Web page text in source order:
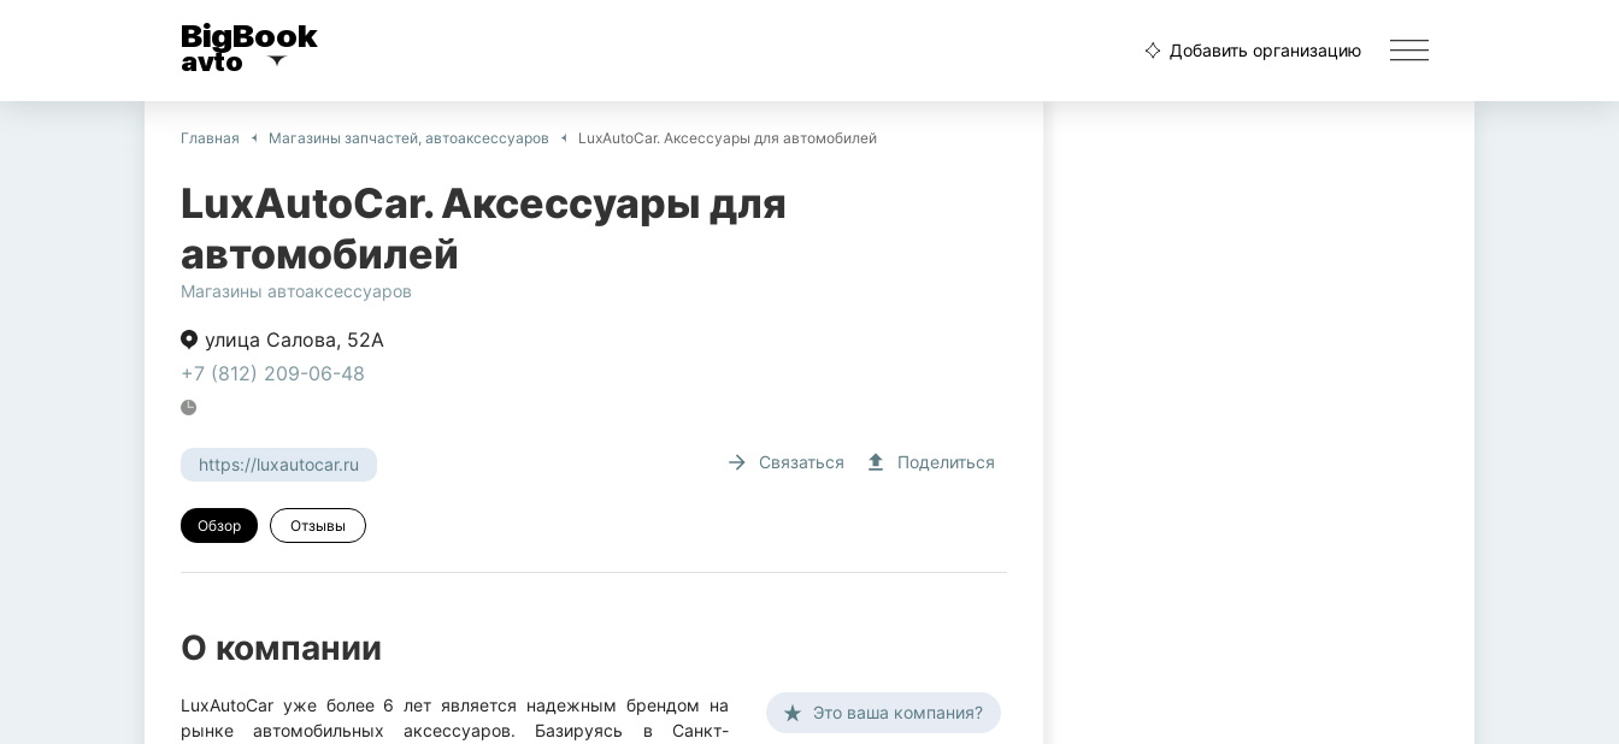
BigBook
avto Добавить организацию
Главная Магазины запчастей, автоаксессуаров LuxAutoCar. Аксессуары для автомобилей
LuxAutoCar. Аксессуары для
автомобилей
Магазины автоаксессуаров
улица Салова, 52А
+7 (812) 209-06-48
https://luxautocar.ru Связаться Поделиться
Обзор Отзывы
О компании
LuxAutoCar уже более 6 лет является надежным брендом на
рынке автомобильных аксессуаров. Базируясь в Санкт-
Это ваша компания?